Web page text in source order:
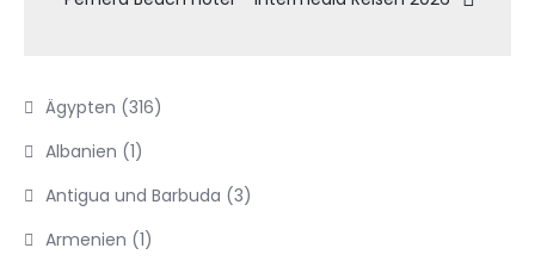
Ägypten (316)
Albanien (1)
Antigua und Barbuda (3)
Armenien (1)